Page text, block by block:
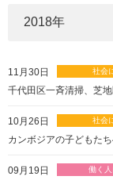
2018年
11月30日
千代田区一斉清掃、芝
10月26日
カンボジアの子どもた
09月19日